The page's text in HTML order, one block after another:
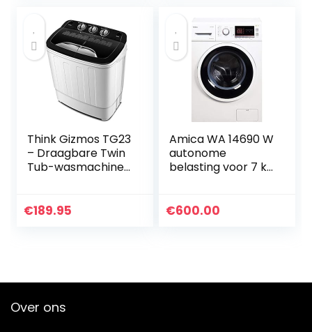
spelen(vacuum…
Think Gizmos TG23
– Draagbare Twin
Tub-wasmachine
caravans, kleine
€189.95
Amica WA 14690 W
autonome
belasting voor 7 kg
– wasmachines
€600.00
Over ons